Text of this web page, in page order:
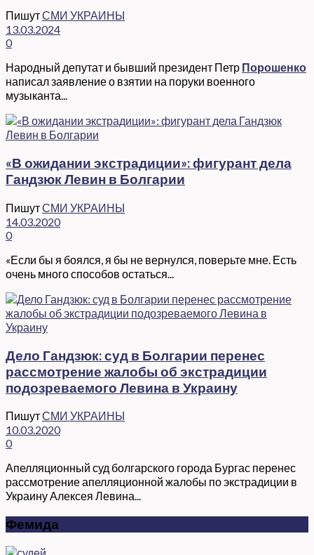
ПишутСМИ УКРАИНЫ
13.03.2024
0
Народный депутат и бывший президент Петр Порошенко
написал заявление о взятии на поруки военного
музыканта...
«В ожидании экстрадиции»: фигурант дела
Гандзюк Левин в Болгарии
ПишутСМИ УКРАИНЫ
14.03.2020
0
«Если бы я боялся, я бы не вернулся, поверьте мне. Есть
очень много способов остаться...
Дело Гандзюк: суд в Болгарии перенес
рассмотрение жалобы об экстрадиции
подозреваемого Левина в Украину
ПишутСМИ УКРАИНЫ
10.03.2020
0
Апелляционный суд болгарского города Бургас перенес
рассмотрение апелляционной жалобы по экстрадиции в
Украину Алексея Левина...
Фемида